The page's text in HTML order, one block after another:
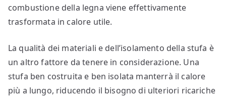
combustione della legna viene effettivamente
trasformata in calore utile.
La qualità dei materiali e dell’isolamento della stufa è
un altro fattore da tenere in considerazione. Una
stufa ben costruita e ben isolata manterrà il calore
più a lungo, riducendo il bisogno di ulteriori ricariche